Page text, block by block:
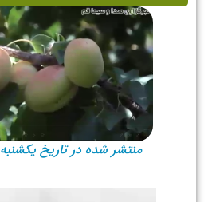
منتشر شده در تاریخ یکشنبه ۲۱ خرداد ۱۴۰۲